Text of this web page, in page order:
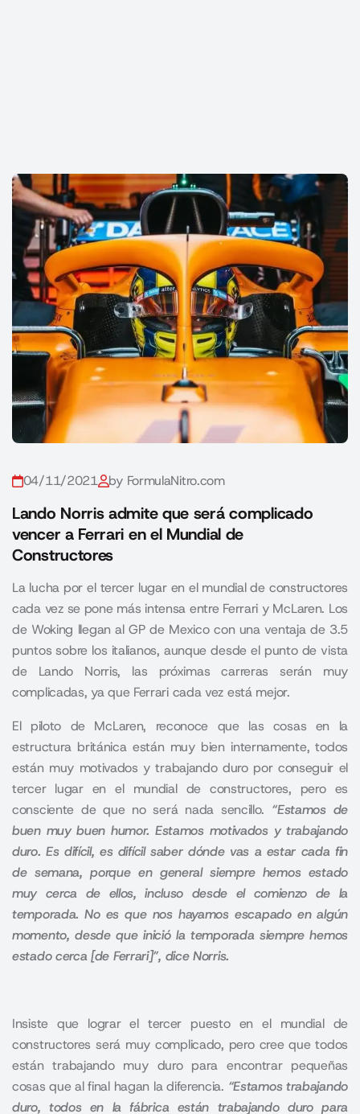
04/11/2021 by FormulaNitro.com
Lando Norris admite que será complicado
vencer a Ferrari en el Mundial de
Constructores
La lucha por el tercer lugar en el mundial de constructores
cada vez se pone más intensa entre Ferrari y McLaren. Los
de Woking llegan al GP de Mexico con una ventaja de 3.5
puntos sobre los italianos, aunque desde el punto de vista
de Lando Norris, las próximas carreras serán muy
complicadas, ya que Ferrari cada vez está mejor.
El piloto de McLaren, reconoce que las cosas en la
estructura británica están muy bien internamente, todos
están muy motivados y trabajando duro por conseguir el
tercer lugar en el mundial de constructores, pero es
consciente de que no será nada sencillo. “Estamos de
buen muy buen humor. Estamos motivados y trabajando
duro. Es difícil, es difícil saber dónde vas a estar cada fin
de semana, porque en general siempre hemos estado
muy cerca de ellos, incluso desde el comienzo de la
temporada. No es que nos hayamos escapado en algún
momento, desde que inició la temporada siempre hemos
estado cerca [de Ferrari]”, dice Norris.
Insiste que lograr el tercer puesto en el mundial de
constructores será muy complicado, pero cree que todos
están trabajando muy duro para encontrar pequeñas
cosas que al final hagan la diferencia. “Estamos trabajando
duro, todos en la fábrica están trabajando duro para